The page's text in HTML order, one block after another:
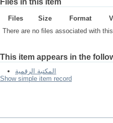
Files in this item
Files Size Format
There are no files associated with
This item appears in the
المكتبة الرقمية
Show simple item record